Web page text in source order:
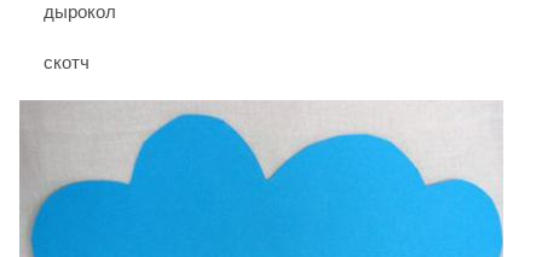
дырокол
скотч